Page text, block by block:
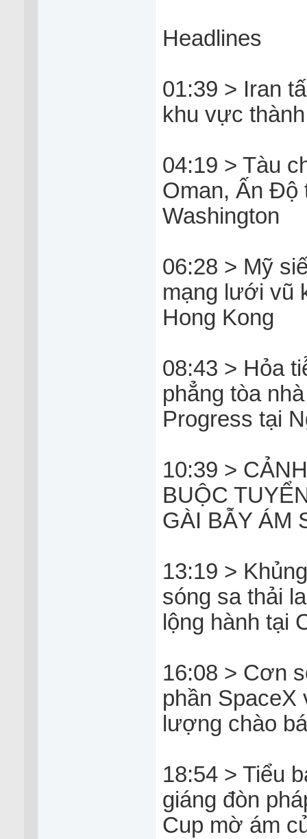
Headlines
01:39 > Iran
khu vực
04:19 > Tàu
Oman, Ấn Độ
Washington
06:28 > Mỹ
mạng lưới vũ
Hong Kong
08:43 > Hỏa
phẳng tòa
Progress tại
10:39 >
BUỘC
GÀI BẪY ÁM
13:19 >
sóng sa thải
lộng hành tại
16:08 > Cơn
phần SpaceX
lượng chào
18:54 > Tiểu
giáng đòn
Cup mờ ám